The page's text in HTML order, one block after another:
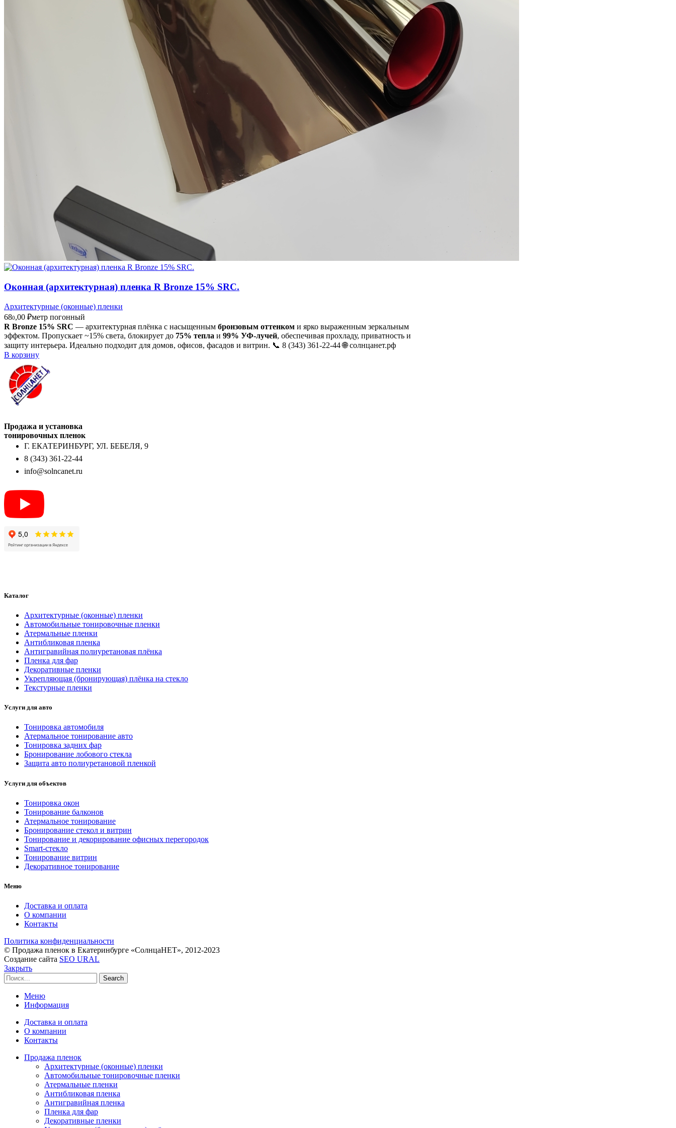
Продажа и установка тонировочных пленок
Оконная (архитектурная) пленка R Bronze 15% SRC.
Архитектурные (оконные) пленки
680,00 ₽метр погонный
R Bronze 15% SRC — архитектурная плёнка с насыщенным бронзовым оттенком и ярко выраженным зеркальным
эффектом. Пропускает ~15% света, блокирует до 75% тепла и 99% УФ-лучей, обеспечивая прохладу, приватность и
защиту интерьера. Идеально подходит для домов, офисов, фасадов и витрин. 📞 8 (343) 361-22-44 🌐 солнцанет.рф
В корзину
Продажа и установка
тонировочных пленок
Г. ЕКАТЕРИНБУРГ, УЛ. БЕБЕЛЯ, 9
8 (343) 361-22-44
info@solncanet.ru
Каталог
Архитектурные (оконные) пленки
Автомобильные тонировочные пленки
Атермальные пленки
Антибликовая пленка
Антигравийная полиуретановая плёнка
Пленка для фар
Декоративные пленки
Укрепляющая (бронирующая) плёнка на стекло
Текстурные пленки
Услуги для авто
Тонировка автомобиля
Атермальное тонирование авто
Тонировка задних фар
Бронирование лобового стекла
Защита авто полиуретановой пленкой
Услуги для объектов
Тонировка окон
Тонирование балконов
Атермальное тонирование
Бронирование стекол и витрин
Тонирование и декорирование офисных перегородок
Smart-стекло
Тонирование витрин
Декоративное тонирование
Меню
Доставка и оплата
О компании
Контакты
Политика конфиденциальности
© Продажа пленок в Екатеринбурге «СолнцаНЕТ», 2012-2023
Создание сайта SEO URAL
Закрыть
Search
Меню
Информация
Доставка и оплата
О компании
Контакты
Продажа пленок
Архитектурные (оконные) пленки
Автомобильные тонировочные пленки
Атермальные пленки
Антибликовая пленка
Антигравийная пленка
Пленка для фар
Декоративные пленки